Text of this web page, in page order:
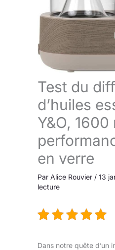
Test du
d’huiles
Y&O, 1600
en verre
Par Alice Rouvier / 13
lecture
Dans notre quête d’un